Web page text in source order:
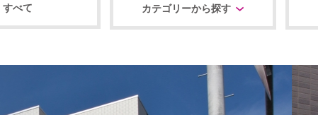
すべて カテゴリーから探す